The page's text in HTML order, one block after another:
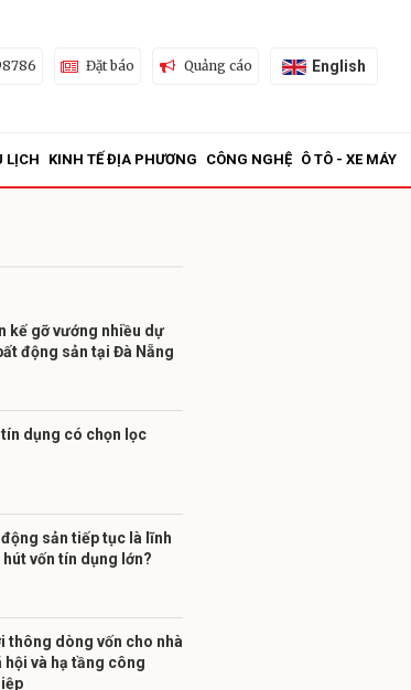
Đặt báo Quảng cáo English
LỊCH KINH TẾ ĐỊA PHƯƠNG CÔNG NGHỆ Ô TÔ - XE MÁY
kế gỡ vướng nhiều dự
động sản tại Đà Nẵng
tín dụng có chọn lọc
động sản tiếp tục là lĩnh
vốn tín dụng lớn?
thông dòng vốn cho nhà
hội và hạ tầng công